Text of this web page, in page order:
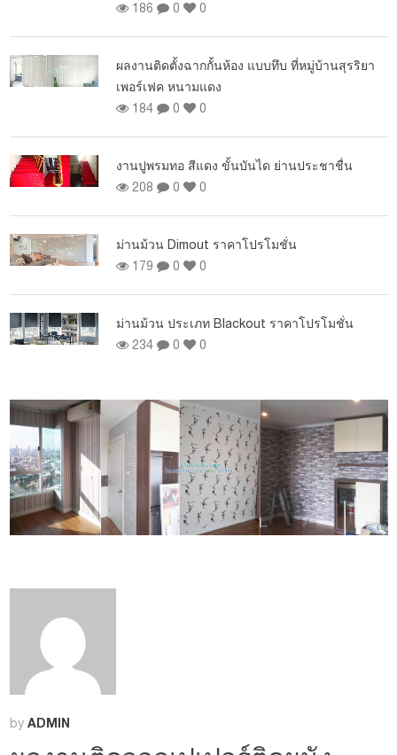
186
0 0
ผลงานติดตั้งฉากกั้นห้อง แบบทึบ ที่หมู่บ้านสุรริยา
เพอร์เฟค หนามแดง
184
0 0
งานปูพรมทอ สีแดง ขั้นบันได ย่านประชาชื่น
208
0 0
ม่านม้วน Dimout ราคาโปรโมชั่น
179
0 0
ม่านม้วน ประเภท Blackout ราคาโปรโมชั่น
234
0 0
by ADMIN